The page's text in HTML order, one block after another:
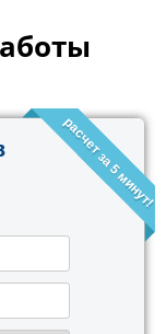
расчет за 5 минут!